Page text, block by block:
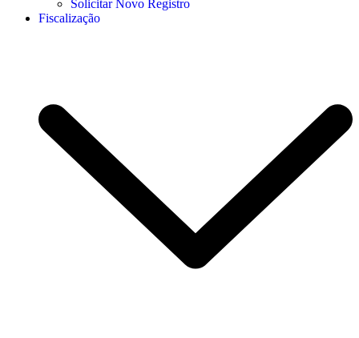
Solicitar Novo Registro
Fiscalização